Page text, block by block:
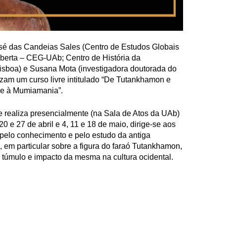
das Candeias Sales (Centro de Estudos Globais
– CEG-UAb; Centro de História da
e Susana Mota (investigadora doutorada do
um curso livre intitulado “De Tutankhamon e
à Mumiamania”.
realiza presencialmente (na Sala de Atos da UAb)
e 27 de abril e 4, 11 e 18 de maio, dirige-se aos
conhecimento e pelo estudo da antiga
particular sobre a figura do faraó Tutankhamon,
e impacto da mesma na cultura ocidental.